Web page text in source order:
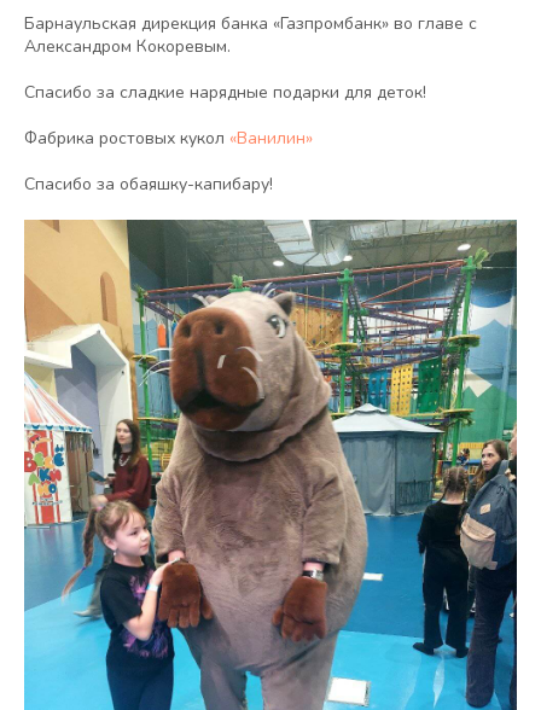
Барнаульская дирекция банка «Газпромбанк» во главе с
Александром Кокоревым.
Спасибо за сладкие нарядные подарки для деток!
Фабрика ростовых кукол «Ванилин»
Спасибо за обаяшку-капибару!